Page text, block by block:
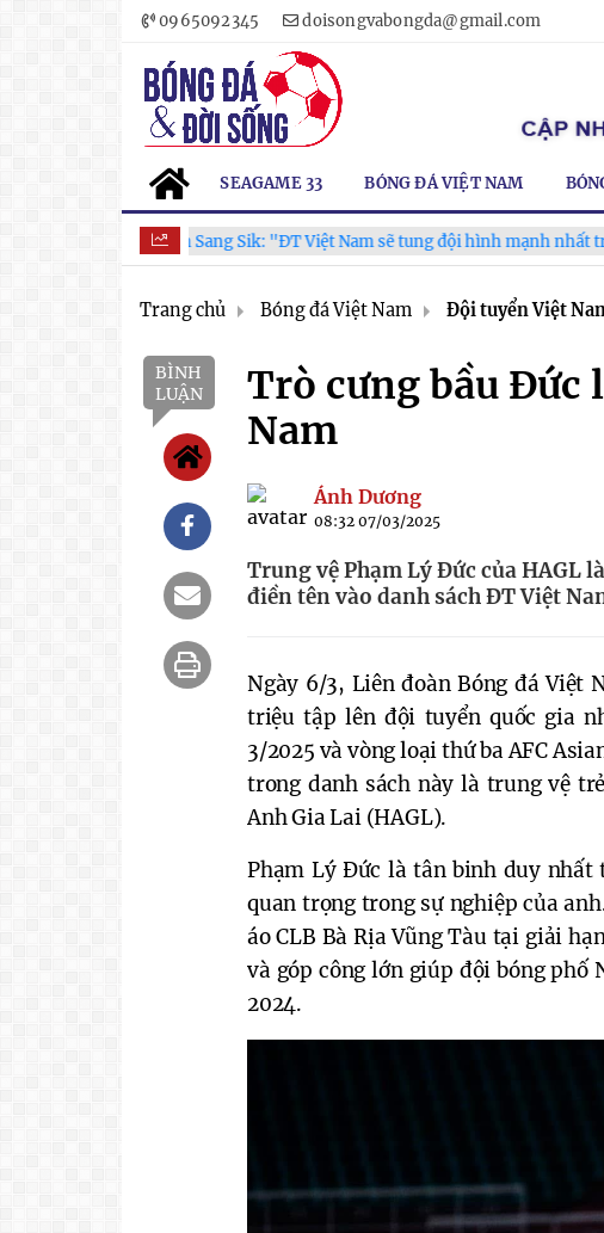
0965092345 doisongvabongda@gmail.com
SEAGAME 33 BÓNG ĐÁ VIỆT NAM
HLV Kim Sang Sik: "ĐT Việt Nam sẽ tung đội hình mạnh nhất trước
Trang chủ Bóng đá Việt Nam Đội tuyển Việt
BÌNH
LUẬN
Trò cưng bầu Đức
Nam
Ánh Dương
08:32 07/03/2025
Trung vệ Phạm Lý Đức của HAGL
điền tên vào danh sách ĐT Việt
Ngày 6/3, Liên đoàn Bóng đá Việt
triệu tập lên đội tuyển quốc gia
3/2025 và vòng loại thứ ba AFC
trong danh sách này là trung vệ
Anh Gia Lai (HAGL).
Phạm Lý Đức là tân binh duy nhất
quan trọng trong sự nghiệp của
áo CLB Bà Rịa Vũng Tàu tại giải
và góp công lớn giúp đội bóng phố
2024.